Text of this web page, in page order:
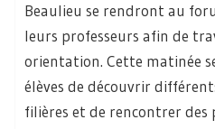
Beaulieu se rendront au
leurs professeurs afin de
orientation. Cette matinée
élèves de découvrir
filières et de rencontrer des